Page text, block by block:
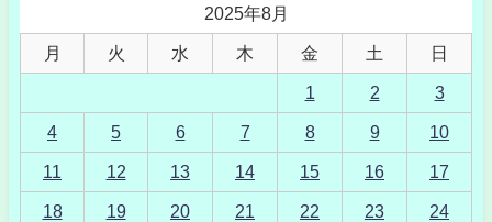
2025年8月
月 火 水 木 金 土 日
1 2 3
4 5 6 7 8 9 10
11 12 13 14 15 16 17
18 19 20 21 22 23 24